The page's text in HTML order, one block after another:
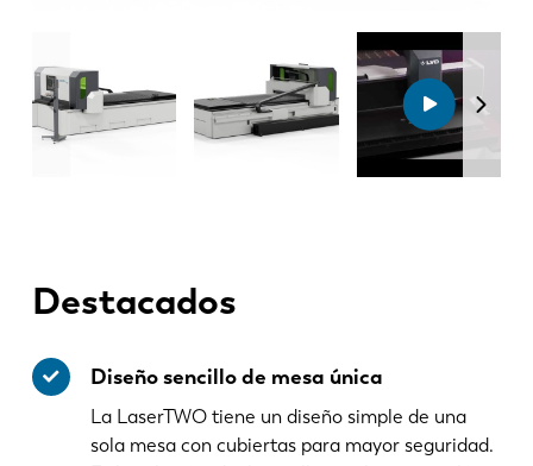
Destacados
Diseño sencillo de mesa única
La LaserTWO tiene un diseño simple de una
sola mesa con cubiertas para mayor seguridad.